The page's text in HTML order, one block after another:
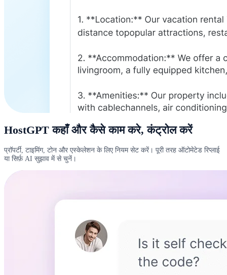
HostGPT कहाँ और कैसे काम करे, कंट्रोल करें
प्रॉपर्टी, टाइमिंग, टोन और एस्केलेशन के लिए नियम सेट करें। पूरी तरह ऑटोमेटेड रिप्लाई
या सिर्फ़ AI सुझाव में से चुनें।